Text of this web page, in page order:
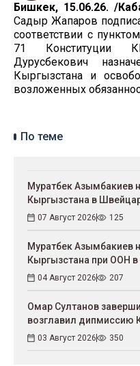
Бишкек, 15.06.26. /
Садыр Жапаров
соответствии с
71 Конституции
Дурусбекович
Кыргызстана и
возложенных
По теме
Муратбек Азымбакиев
Кыргызстана в
07 Август 2026 125
Муратбек Азымбакиев
Кыргызстана при ООН
04 Август 2026 207
Омар Султанов
возглавил дипмиссию
03 Август 2026 350